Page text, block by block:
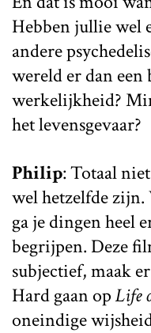
Hebben jullie wel
andere
wereld er dan
werkelijkheid?
het levensgevaar?
Philip: Totaal
wel hetzelfde zijn.
ga je dingen heel
begrijpen. Deze
subjectief, maak
Hard gaan opLife
oneindige